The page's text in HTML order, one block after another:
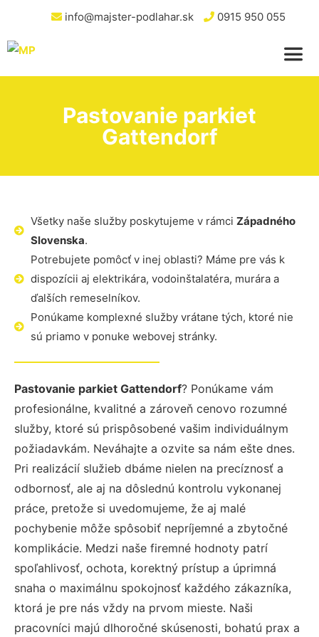
info@majster-podlahar.sk 0915 950 055
Pastovanie parkiet
Gattendorf
Všetky naše služby poskytujeme v rámci Západného
Slovenska.
Potrebujete pomôcť v inej oblasti? Máme pre vás k
dispozícii aj elektrikára, vodoinštalatéra, murára a
ďalších remeselníkov.
Ponúkame komplexné služby vrátane tých, ktoré nie
sú priamo v ponuke webovej stránky.
Pastovanie parkiet Gattendorf? Ponúkame vám
profesionálne, kvalitné a zároveň cenovo rozumné
služby, ktoré sú prispôsobené vašim individuálnym
požiadavkám. Neváhajte a ozvite sa nám ešte dnes.
Pri realizácií služieb dbáme nielen na precíznosť a
odbornosť, ale aj na dôslednú kontrolu vykonanej
práce, pretože si uvedomujeme, že aj malé
pochybenie môže spôsobiť nepríjemné a zbytočné
komplikácie. Medzi naše firemné hodnoty patrí
spoľahlivosť, ochota, korektný prístup a úprimná
snaha o maximálnu spokojnosť každého zákazníka,
ktorá je pre nás vždy na prvom mieste. Naši
pracovníci majú dlhoročné skúsenosti, bohatú prax a